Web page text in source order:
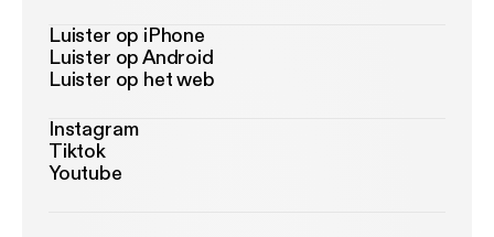
Luister op iPhone
Luister op Android
Luister op het web
Instagram
Tiktok
Youtube